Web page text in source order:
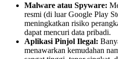
Malware atau Spyware:
resmi (di luar Google Play
meningkatkan risiko
dapat mencuri data pribadi.
Aplikasi Pinjol Ilegal:
menawarkan kemudahan